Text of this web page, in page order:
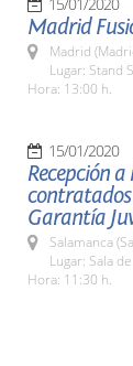
Madrid
Madrid
Lugar: Stand
Hora: 13:00 h.
15/01/2020
Recepción
contratados
Garantía
Salamanca
Lugar: Sala
Hora: 11:30 h.